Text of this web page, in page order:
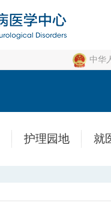
中华
护理园地 就